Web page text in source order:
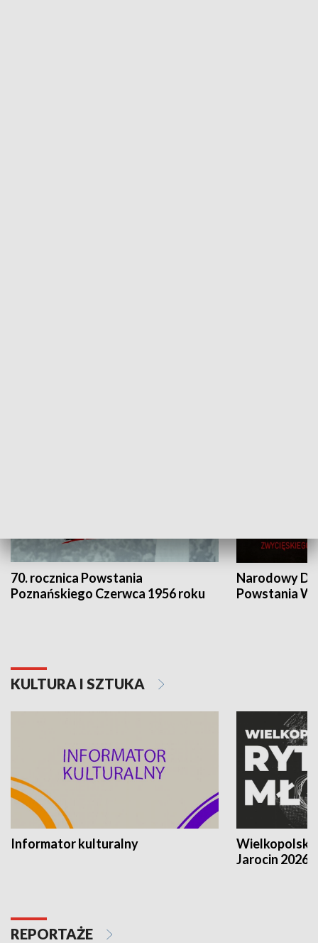
70. rocznica Powstania
Poznańskiego Czerwca 1956 roku
Narodowy
Powstania
KULTURA I SZTUKA
Informator kulturalny
Jarocin 2026
REPORTAŻE